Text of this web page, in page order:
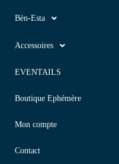
Bèn-Esta
Accessoires
EVENTAILS
Boutique Ephémère
Mon compte
Contact